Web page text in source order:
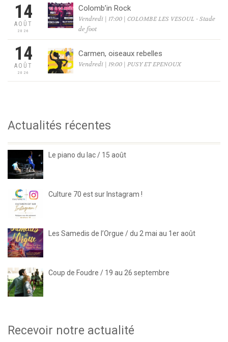
14
AOÛT
2026
Colomb’in Rock
Vendredi | 17:00 | COLOMBE LES VESOUL - Stade
de foot
14
AOÛT
2026
Carmen, oiseaux rebelles
Vendredi | 19:00 | PUSY ET EPENOUX
Actualités récentes
Le piano du lac / 15 août
Culture 70 est sur Instagram !
Les Samedis de l’Orgue / du 2 mai au 1er août
Coup de Foudre / 19 au 26 septembre
Recevoir notre actualité